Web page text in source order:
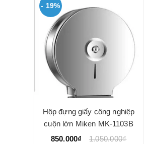
- 19%
Hộp đựng giấy công nghiệp
cuộn lớn Miken MK-1103B
850.000₫
1.050.000₫